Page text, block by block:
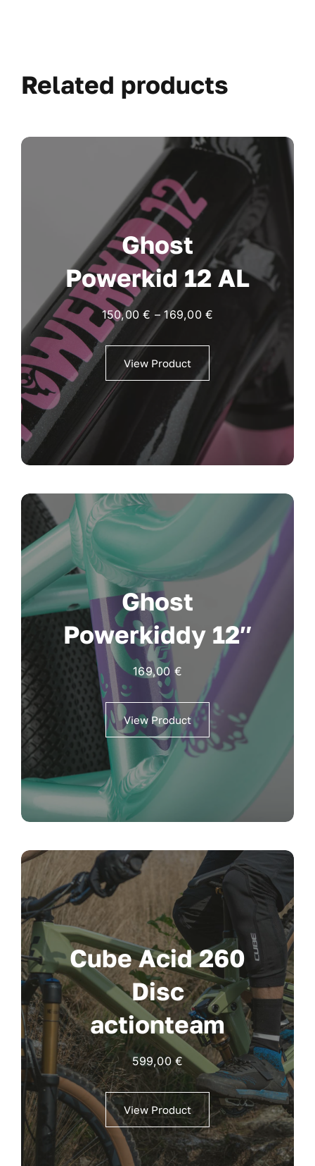
Related products
Ghost
Powerkid 12 AL
150,00€ –169,00€
View Product
Ghost
Powerkiddy 12″
169,00 €
View Product
Cube Acid 260
Disc
actionteam
599,00€
View Product